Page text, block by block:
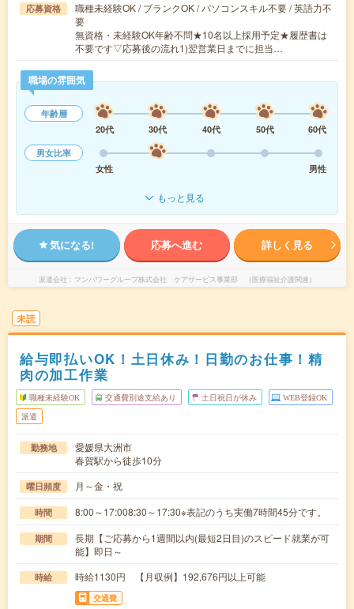
応募資格
職種未経験OK / ブランクOK / パソコンスキル不要 / 英語力不
要
無資格・未経験OK年齢不問★10名以上採用予定★履歴書は
不要です▽応募後の流れ1)翌営業日までに担当…
職場の雰囲気
年齢層
20代
30代 40代 50代
60代
男女比率
女性
男性
もっと見る
気になる! 応募へ進む 詳しく見る
派遣会社 マンパワーグループ株式会社 ケアサービス事業部 （医療福祉介護関連）
未読
給与即払いOK！土日休み！日勤のお仕事！精
肉の加工作業
職種未経験OK 交通費別途支給あり 土日祝日が休み WEB登録OK
派遣
勤務地
愛媛県大洲市
春賀駅から徒歩10分
曜日頻度 月～金・祝
時間 8:00～17:008:30～17:30※表記のうち実働7時間45分です。
期間
長期【ご応募から1週間以内(最短2日目)のスピード就業が可
能】即日～
時給 時給1130円 【月収例】192,676円以上可能
交通費